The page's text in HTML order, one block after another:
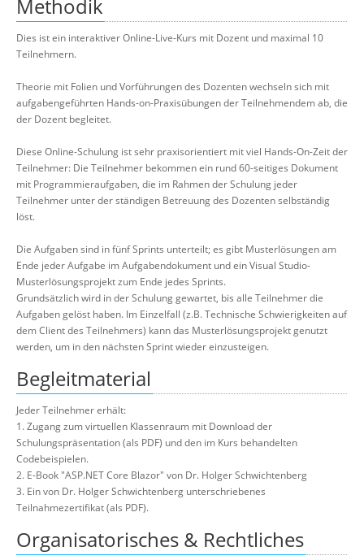
Methodik
Dies ist ein interaktiver Online-Live-Kurs mit Dozent und maximal 10
Teilnehmern.
Theorie mit Folien und Vorführungen des Dozenten wechseln sich mit
aufgabengeführten Hands-on-Praxisübungen der Teilnehmendem ab, die
der Dozent begleitet.
Diese Online-Schulung ist sehr praxisorientiert mit viel Hands-On-Zeit der
Teilnehmer: Die Teilnehmer bekommen ein rund 60-seitiges Dokument
mit Programmieraufgaben, die im Rahmen der Schulung jeder
Teilnehmer unter der ständigen Betreuung des Dozenten selbständig
löst.
Die Aufgaben sind in fünf Sprints unterteilt; es gibt Musterlösungen am
Ende jeder Aufgabe im Aufgabendokument und ein Visual Studio-
Musterlösungsprojekt zum Ende jedes Sprints.
Grundsätzlich wird in der Schulung gewartet, bis alle Teilnehmer die
Aufgaben gelöst haben. Im Einzelfall (z.B. Technische Schwierigkeiten auf
dem Client des Teilnehmers) kann das Musterlösungsprojekt genutzt
werden, um in den nächsten Sprint wieder einzusteigen.
Begleitmaterial
Jeder Teilnehmer erhält:
1. Zugang zum virtuellen Klassenraum mit Download der
Schulungspräsentation (als PDF) und den im Kurs behandelten
Codebeispielen.
2. E-Book "ASP.NET Core Blazor" von Dr. Holger Schwichtenberg
3. Ein von Dr. Holger Schwichtenberg unterschriebenes
Teilnahmezertifikat (als PDF).
Organisatorisches & Rechtliches